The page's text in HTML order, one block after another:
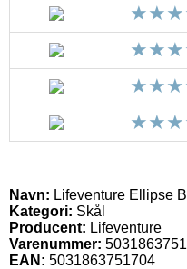
Navn: Lifeventure Ellipse
Kategori: Skål
Producent: Lifeventure
Varenummer:
EAN: 5031863751704